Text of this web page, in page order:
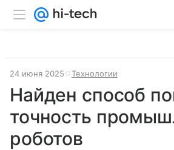
24 июня 2025 Технологии
Найден способ
точность
роботов